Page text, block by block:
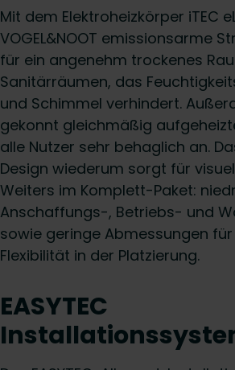
Mit dem Elektroheizkörper iTEC
VOGEL&NOOT emissionsarme
für ein angenehm trockenes
Sanitärräumen, das
und Schimmel verhindert.
gekonnt gleichmäßig
alle Nutzer sehr behaglich an.
Design wiederum sorgt für
Weiters im Komplett-Paket:
Anschaffungs-, Betriebs- und
sowie geringe Abmessungen
Flexibilität in der Platzierung.
EASYTEC